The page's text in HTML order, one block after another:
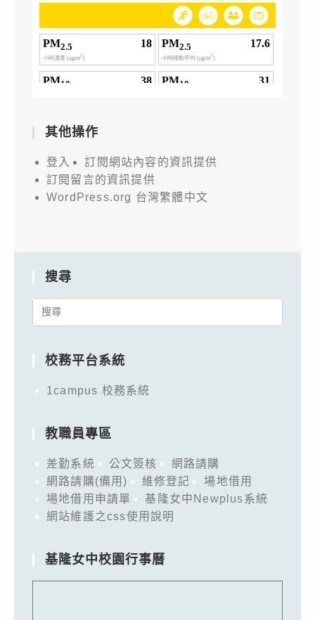
其他操作
登入
訂閱網站內容的資訊提供
訂閱留言的資訊提供
WordPress.org 台灣繁體中文
搜尋
Search
校務平台系統
1campus 校務系統
教職員專區
差勤系統 公文簽核
網路請購
網路請購(備用)
維修登記
場地借用
場地借用申請單
基隆女中Newplus系統
網站維護之css使用說明
基隆女中校園行事曆